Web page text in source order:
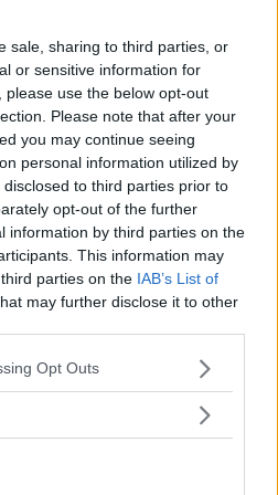
sale, sharing to third parties, or
or sensitive information for
use the below opt-out
Please note that after your
you may continue seeing
personal information utilized by
to third parties prior to
opt-out of the further
information by third parties on the
This information may
parties on the IAB’s List of
may further disclose it to other
app uses one or more Google
behaviour. You may click to
purposes in below Google
Opt Outs
dopo la pubblicità
da circo 1kg. e ½
d’agnello